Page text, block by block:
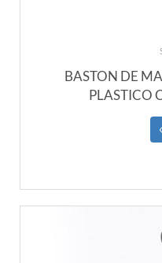
BASTON DE
PLASTICO